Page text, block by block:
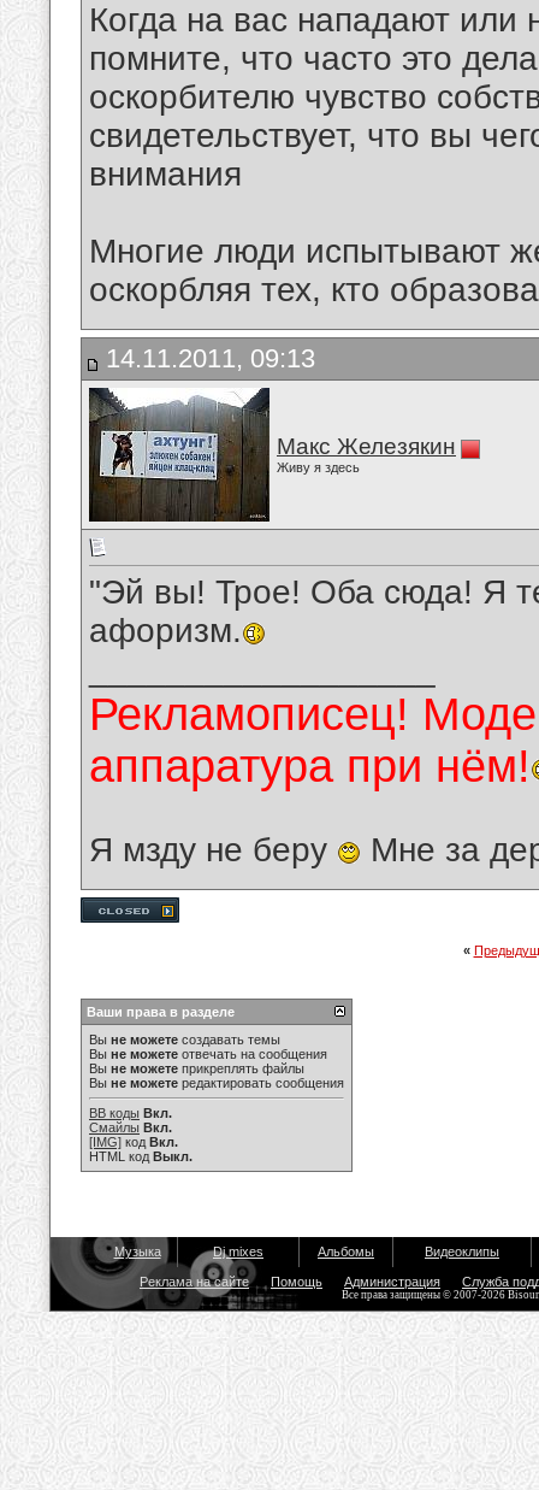
Когда на вас нападают или
помните, что часто это
оскорбителю чувство
свидетельствует, что вы
внимания
Многие люди испытывают
оскорбляя тех, кто
14.11.2011, 09:13
Макс Железякин
Живу я здесь
"Эй вы! Трое! Оба сюда! Я
афоризм.
Рекламописец!
аппаратура при нём!
Я мзду не беру Мне за
«
Ваши права в разделе
Вы не можете создавать темы
Вы не можете отвечать на сообщения
Вы не можете прикреплять файлы
Вы не можете редактировать сообщения
BB коды Вкл.
Смайлы Вкл.
[IMG] код Вкл.
HTML код Выкл.
Музыка Dj mixes Альбомы Видеоклипы
Реклама на сайте Помощь Администрация Служба
Все права защищены © 2007-2026